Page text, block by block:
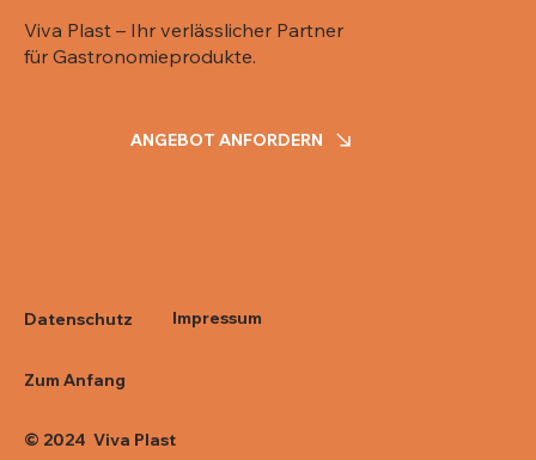
Viva Plast – Ihr verlässlicher Partner
für Gastronomieprodukte.
ANGEBOT ANFORDERN
Datenschutz
Zum Anfang
© 2024 Viva Plast
Impressum